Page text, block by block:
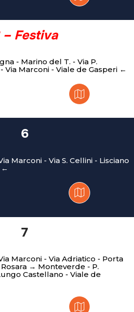
– Festiva
- Marino del T. - Via P.
Via Marconi - Viale de Gasperi ←
6
Marconi - Via S. Cellini - Lisciano
←
7
Marconi - Via Adriatico - Porta
Rosara → Monteverde - P.
Castellano - Viale de